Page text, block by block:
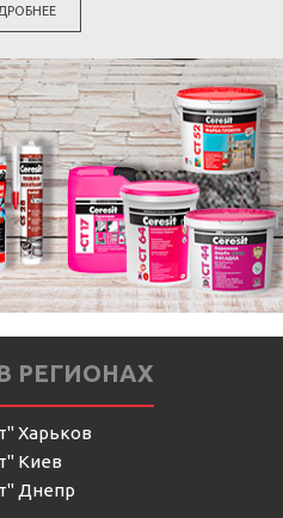
РЕГИОНАХ
Харьков
Киев
Днепр